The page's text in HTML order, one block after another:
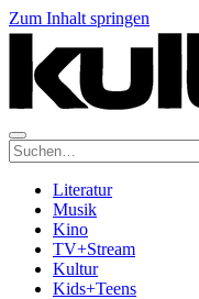
Zum Inhalt springen
Suche:
Literatur
Musik
Kino
TV+Stream
Kultur
Kids+Teens